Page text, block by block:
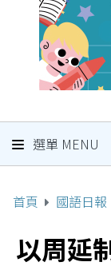
選單 MENU
首頁 國語日報
以周延